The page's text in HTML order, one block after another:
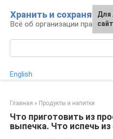
контенту
Хранить и сохранять
Всё об организации
English
Главная » Продукты и напитки
Что приготовить из
выпечка. Что испечь
Для